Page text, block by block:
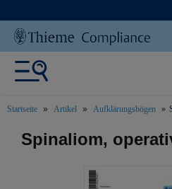
Startseite Artikel Aufklärungsbögen
text.skipToContent
text.skipToNavigation
Spinaliom,